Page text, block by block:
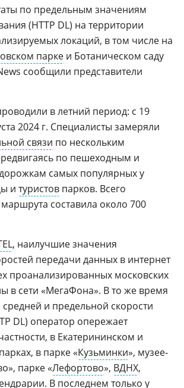
по предельным значениям
(HTTP DL) на территории
локаций, в том числе на
парке и Ботаническом саду
сообщили представители
в летний период: с 19
2024 г. Специалисты замеряли
связи по нескольким
по пешеходным и
самых популярных у
и туристов парков. Всего
составила около 700
, наилучшие значения
передачи данных в интернет
проанализированных московских
в сети «МегаФона». В то же время
и предельной скорости
DL) оператор опережает
в Екатерининском и
в парке «Кузьминки», музее-
парке «Лефортово», ВДНХ,
В последнем только у